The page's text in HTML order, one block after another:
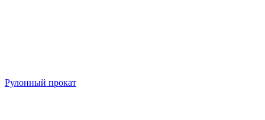
Рулонный прокат